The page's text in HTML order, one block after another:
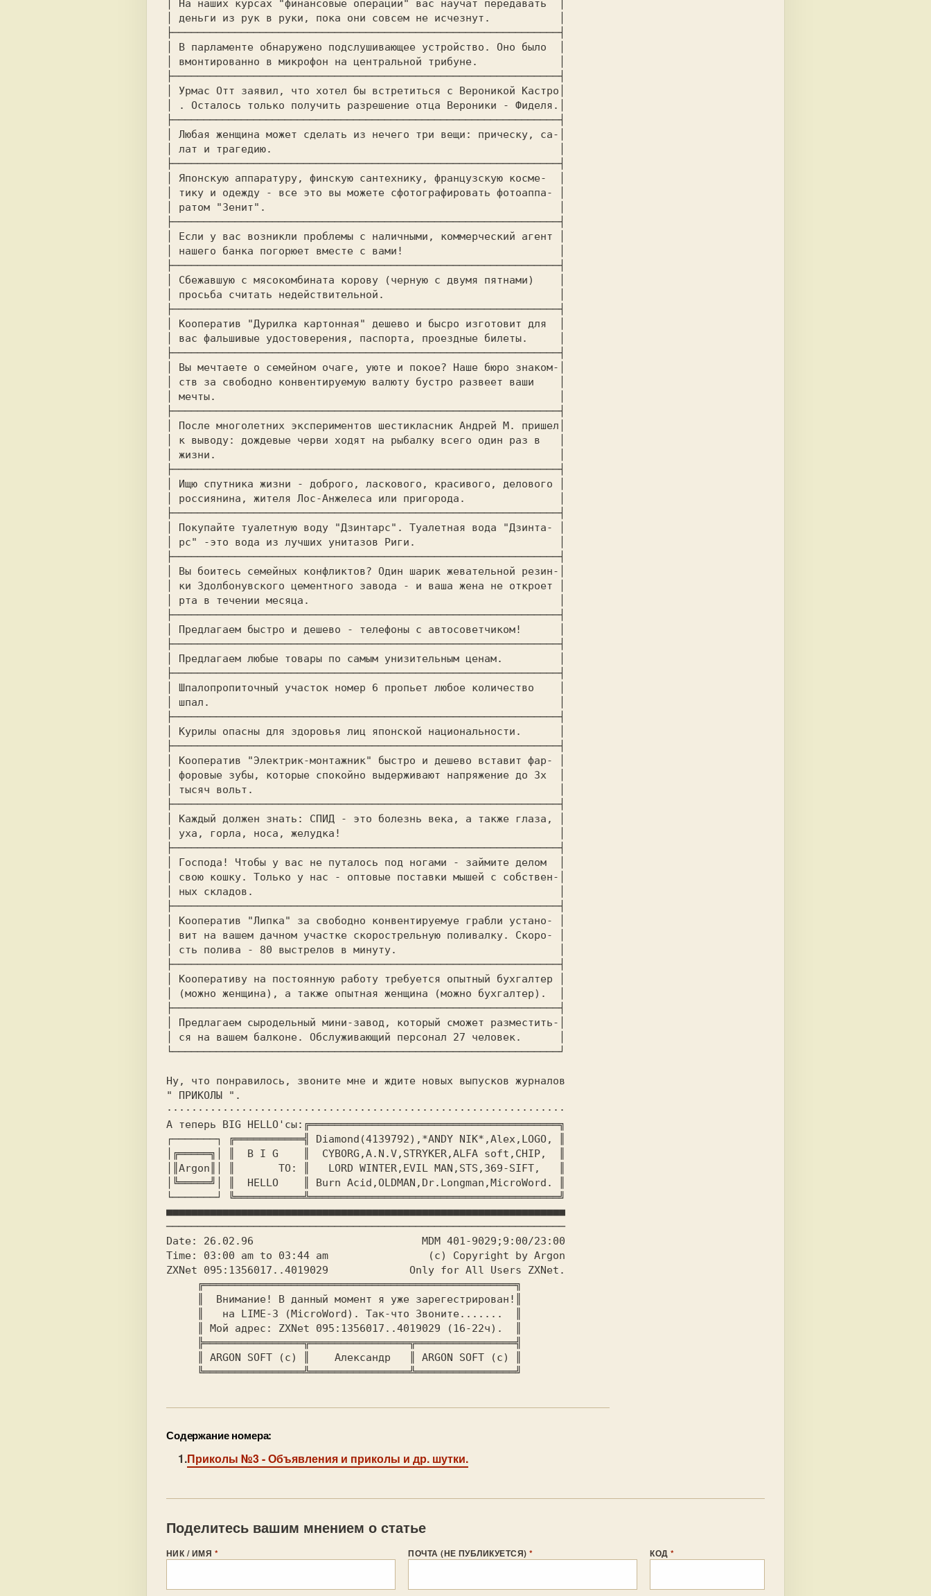
│ На наших курсах "финансовые операции" вас научат передавать  │
│ деньги из рук в руки, пока они совсем не исчезнут.           │
├──────────────────────────────────────────────────────────────┤
│ В парламенте обнаружено подслушивающее устройство. Оно было  │
│ вмонтированно в микрофон на центральной трибуне.             │
├──────────────────────────────────────────────────────────────┤
│ Урмас Отт заявил, что хотел бы встретиться с Вероникой Кастро│
│ . Осталось только получить разрешение отца Вероники - Фиделя.│
├──────────────────────────────────────────────────────────────┤
│ Любая женщина может сделать из нечего три вещи: прическу, са-│
│ лат и трагедию.                                              │
├──────────────────────────────────────────────────────────────┤
│ Японскую аппаратуру, финскую сантехнику, французскую косме-  │
│ тику и одежду - все это вы можете сфотографировать фотоаппа- │
│ ратом "Зенит".                                               │
├──────────────────────────────────────────────────────────────┤
│ Если у вас возникли проблемы с наличными, коммерческий агент │
│ нашего банка погорюет вместе с вами!                         │
├──────────────────────────────────────────────────────────────┤
│ Сбежавшую с мясокомбината корову (черную с двумя пятнами)    │
│ просьба считать недействительной.                            │
├──────────────────────────────────────────────────────────────┤
│ Кооператив "Дурилка картонная" дешево и бысро изготовит для  │
│ вас фальшивые удостоверения, паспорта, проездные билеты.     │
├──────────────────────────────────────────────────────────────┤
│ Вы мечтаете о семейном очаге, уюте и покое? Наше бюро знаком-│
│ ств за свободно конвентируемую валюту бустро развеет ваши    │
│ мечты.                                                       │
├──────────────────────────────────────────────────────────────┤
│ После многолетних экспериментов шестикласник Андрей М. пришел│
│ к выводу: дождевые черви ходят на рыбалку всего один раз в   │
│ жизни.                                                       │
├──────────────────────────────────────────────────────────────┤
│ Ищю спутника жизни - доброго, ласкового, красивого, делового │
│ россиянина, жителя Лос-Анжелеса или пригорода.               │
├──────────────────────────────────────────────────────────────┤
│ Покупайте туалетную воду "Дзинтарс". Туалетная вода "Дзинта- │
│ рс" -это вода из лучших унитазов Риги.                       │
├──────────────────────────────────────────────────────────────┤
│ Вы боитесь семейных конфликтов? Один шарик жевательной резин-│
│ ки Здолбонувского цементного завода - и ваша жена не откроет │
│ рта в течении месяца.                                        │
├──────────────────────────────────────────────────────────────┤
│ Предлагаем быстро и дешево - телефоны с автосоветчиком!      │
├──────────────────────────────────────────────────────────────┤
│ Предлагаем любые товары по самым унизительным ценам.         │
├──────────────────────────────────────────────────────────────┤
│ Шпалопропиточный участок номер 6 пропьет любое количество    │
│ шпал.                                                        │
├──────────────────────────────────────────────────────────────┤
│ Курилы опасны для здоровья лиц японской национальности.      │
├──────────────────────────────────────────────────────────────┤
│ Кооператив "Электрик-монтажник" быстро и дешево вставит фар- │
│ форовые зубы, которые спокойно выдерживают напряжение до 3х  │
│ тысяч вольт.                                                 │
├──────────────────────────────────────────────────────────────┤
│ Каждый должен знать: СПИД - это болезнь века, а также глаза, │
│ уха, горла, носа, желудка!                                   │
├──────────────────────────────────────────────────────────────┤
│ Господа! Чтобы у вас не путалось под ногами - займите делом  │
│ свою кошку. Только у нас - оптовые поставки мышей с собствен-│
│ ных складов.                                                 │
├──────────────────────────────────────────────────────────────┤
│ Кооператив "Липка" за свободно конвентируемуе грабли устано- │
│ вит на вашем дачном участке скорострельную поливалку. Скоро- │
│ сть полива - 80 выстрелов в минуту.                          │
├──────────────────────────────────────────────────────────────┤
│ Кооперативу на постоянную работу требуется опытный бухгалтер │
│ (можно женщина), а также опытная женщина (можно бухгалтер).  │
├──────────────────────────────────────────────────────────────┤
│ Предлагаем сыродельный мини-завод, который сможет разместить-│
│ ся на вашем балконе. Обслуживающий персонал 27 человек.      │
└──────────────────────────────────────────────────────────────┘
Ну, что понравилось, звоните мне и ждите новых выпусков журналов
" ПРИКОЛЫ ".
································································
А теперь BIG HELLO'сы:╔════════════════════════════════════════╗
┌───────┐ ╔═══════════╣ Diamond(4139792),*ANDY NIK*,Alex,LOGO, ║
│╔═════╗│ ║  B I G    ║  CYBORG,A.N.V,STRYKER,ALFA soft,CHIP,  ║
│║Argon║│ ║       TO: ║   LORD WINTER,EVIL MAN,STS,369-SIFT,   ║
│╚═════╝│ ║  HELLO    ║ Burn Acid,OLDMAN,Dr.Longman,MicroWord. ║
└───────┘ ╚═══════════╩════════════════════════════════════════╝
■■■■■■■■■■■■■■■■■■■■■■■■■■■■■■■■■■■■■■■■■■■■■■■■■■■■■■■■■■■■■■■■
────────────────────────────────────────────────────────────────
Date: 26.02.96                           MDM 401-9029;9:00/23:00
Time: 03:00 am to 03:44 am                (c) Copyright by Argon
ZXNet 095:1356017..4019029             Only for All Users ZXNet.
Содержание номера:
Приколы №3- Объявления и приколы и др. шутки.
Поделитесь вашим мнением о статье
НИК / ИМЯ * ПОЧТА (НЕ ПУБЛИКУЕТСЯ)* КОД*